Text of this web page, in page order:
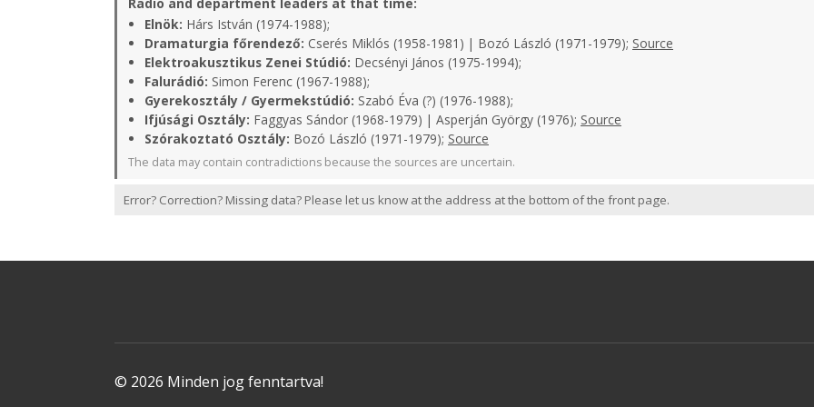
Elnök: Hárs István (1974-1988);
Dramaturgia főrendező: Cserés Miklós (1958-1981) | Bozó László (1971-1979); Source
Elektroakusztikus Zenei Stúdió: Decsényi János (1975-1994);
Falurádió: Simon Ferenc (1967-1988);
Gyerekosztály / Gyermekstúdió: Szabó Éva (?) (1976-1988);
Ifjúsági Osztály: Faggyas Sándor (1968-1979) | Asperján György (1976); Source
Szórakoztató Osztály: Bozó László (1971-1979); Source
The data may contain contradictions because the sources are uncertain.
Error? Correction? Missing data? Please let us know at the address at the bottom of the front page.
© 2026 Minden jog fenntartva!